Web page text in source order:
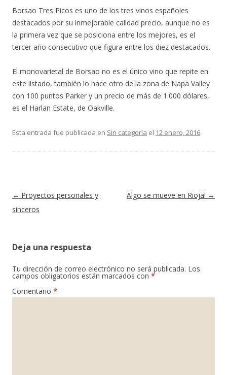
Borsao Tres Picos es uno de los tres vinos españoles
destacados por su inmejorable calidad precio, aunque no es
la primera vez que se posiciona entre los mejores, es el
tercer año consecutivo que figura entre los diez destacados.
El monovarietal de Borsao no es el único vino que repite en
este listado, también lo hace otro de la zona de Napa Valley
con 100 puntos Parker y un precio de más de 1.000 dólares,
es el Harlan Estate, de Oakville.
Esta entrada fue publicada en Sin categoría el 12 enero, 2016.
Navegación de entradas
← Proyectos personales y
sinceros
Algo se mueve en Rioja! →
Deja una respuesta
Tu dirección de correo electrónico no será publicada. Los
campos obligatorios están marcados con *
Comentario *